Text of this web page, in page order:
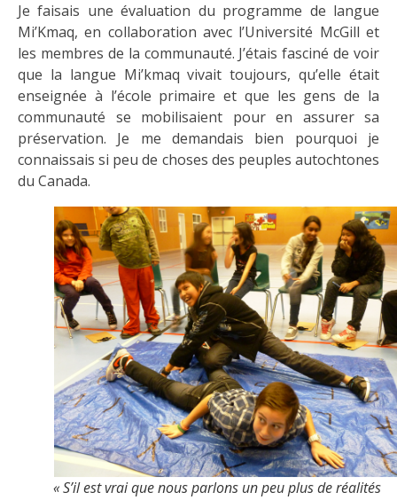
Je faisais une évaluation du programme de langue
Mi’Kmaq, en collaboration avec l’Université McGill et
les membres de la communauté. J’étais fasciné de voir
que la langue Mi’kmaq vivait toujours, qu’elle était
enseignée à l’école primaire et que les gens de la
communauté se mobilisaient pour en assurer sa
préservation. Je me demandais bien pourquoi je
connaissais si peu de choses des peuples autochtones
du Canada.
« S’il est vrai que nous parlons un peu plus de réalités